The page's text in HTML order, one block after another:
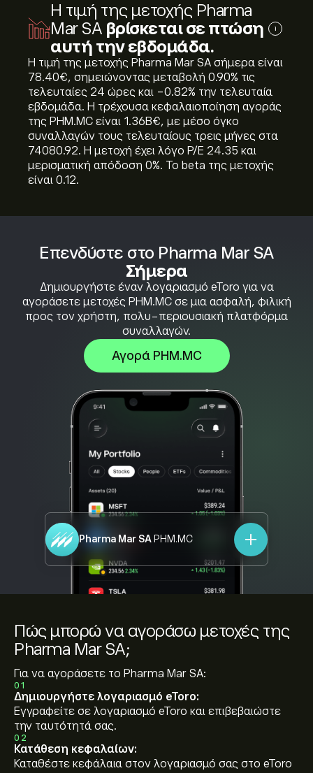
Επενδύστε στο Pharma Mar SA
Σήμερα
Δημιουργήστε έναν λογαριασμό eToro για να
αγοράσετε μετοχές PHM.MC σε μια ασφαλή, φιλική
προς τον χρήστη, πολυ-περιουσιακή πλατφόρμα
συναλλαγών.
Αγορά PHM.MC
Pharma Mar SA PHM.MC
Η τιμή της μετοχής Pharma
Mar SA βρίσκεται σε πτώση
αυτή την εβδομάδα.
i
Η τιμή της μετοχής Pharma Mar SA σήμερα είναι
78.40‎€‎, σημειώνοντας μεταβολή ‎0.90‎% τις
τελευταίες 24 ώρες και ‎-0.82‎% την τελευταία
εβδομάδα. Η τρέχουσα κεφαλαιοποίηση αγοράς
της PHM.MC είναι 1.36B‎€‎, με μέσο όγκο
συναλλαγών τους τελευταίους τρεις μήνες στα
74080.92. Η μετοχή έχει λόγο P/E 24.35 και
μερισματική απόδοση 0%. Το beta της μετοχής
είναι 0.12.
Πώς μπορώ να αγοράσω μετοχές της
Pharma Mar SA;
Για να αγοράσετε το Pharma Mar SA:
01
Δημιουργήστε λογαριασμό eToro:
Εγγραφείτε σε λογαριασμό eToro και επιβεβαιώστε
την ταυτότητά σας.
02
Κατάθεση κεφαλαίων:
Καταθέστε κεφάλαια στον λογαριασμό σας στο eToro